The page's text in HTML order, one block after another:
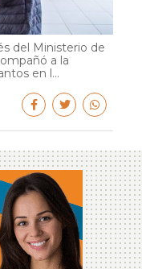
del Ministerio de
a la
en l...